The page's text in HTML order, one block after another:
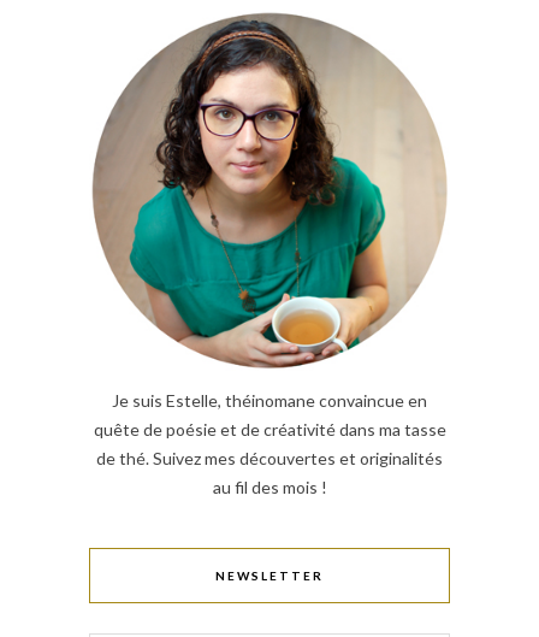
Je suis Estelle, théinomane convaincue en
quête de poésie et de créativité dans ma tasse
de thé. Suivez mes découvertes et originalités
au fil des mois !
NEWSLETTER